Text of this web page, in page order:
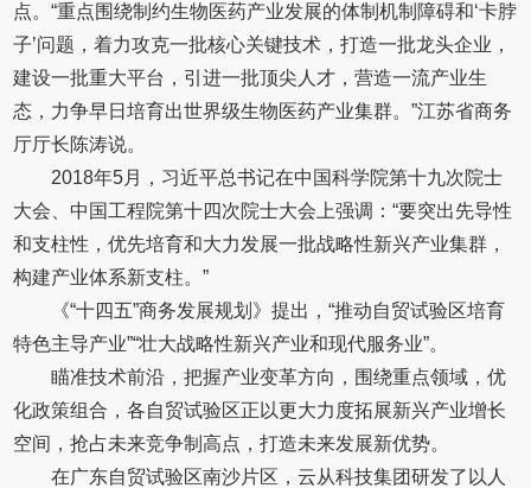
点。“重点围绕制约生物医药产业发展的体制机制障碍和‘卡脖
子’问题，着力攻克一批核心关键技术，打造一批龙头企业，
建设一批重大平台，引进一批顶尖人才，营造一流产业生
态，力争早日培育出世界级生物医药产业集群。”江苏省商务
厅厅长陈涛说。
2018年5月，习近平总书记在中国科学院第十九次院士
大会、中国工程院第十四次院士大会上强调：“要突出先导性
和支柱性，优先培育和大力发展一批战略性新兴产业集群，
构建产业体系新支柱。”
《“十四五”商务发展规划》提出，“推动自贸试验区培育
特色主导产业”“壮大战略性新兴产业和现代服务业”。
瞄准技术前沿，把握产业变革方向，围绕重点领域，优
化政策组合，各自贸试验区正以更大力度拓展新兴产业增长
空间，抢占未来竞争制高点，打造未来发展新优势。
在广东自贸试验区南沙片区，云从科技集团研发了以人